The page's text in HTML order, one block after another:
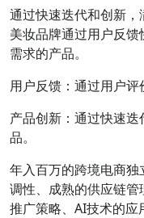
通过快速迭代和创新
美妆品牌通过用户反
需求的产品。
用户反馈：通过用户评
产品创新：通过快速
品。
年入百万的跨境电商
调性、成熟的供应链
推广策略、AI技术的